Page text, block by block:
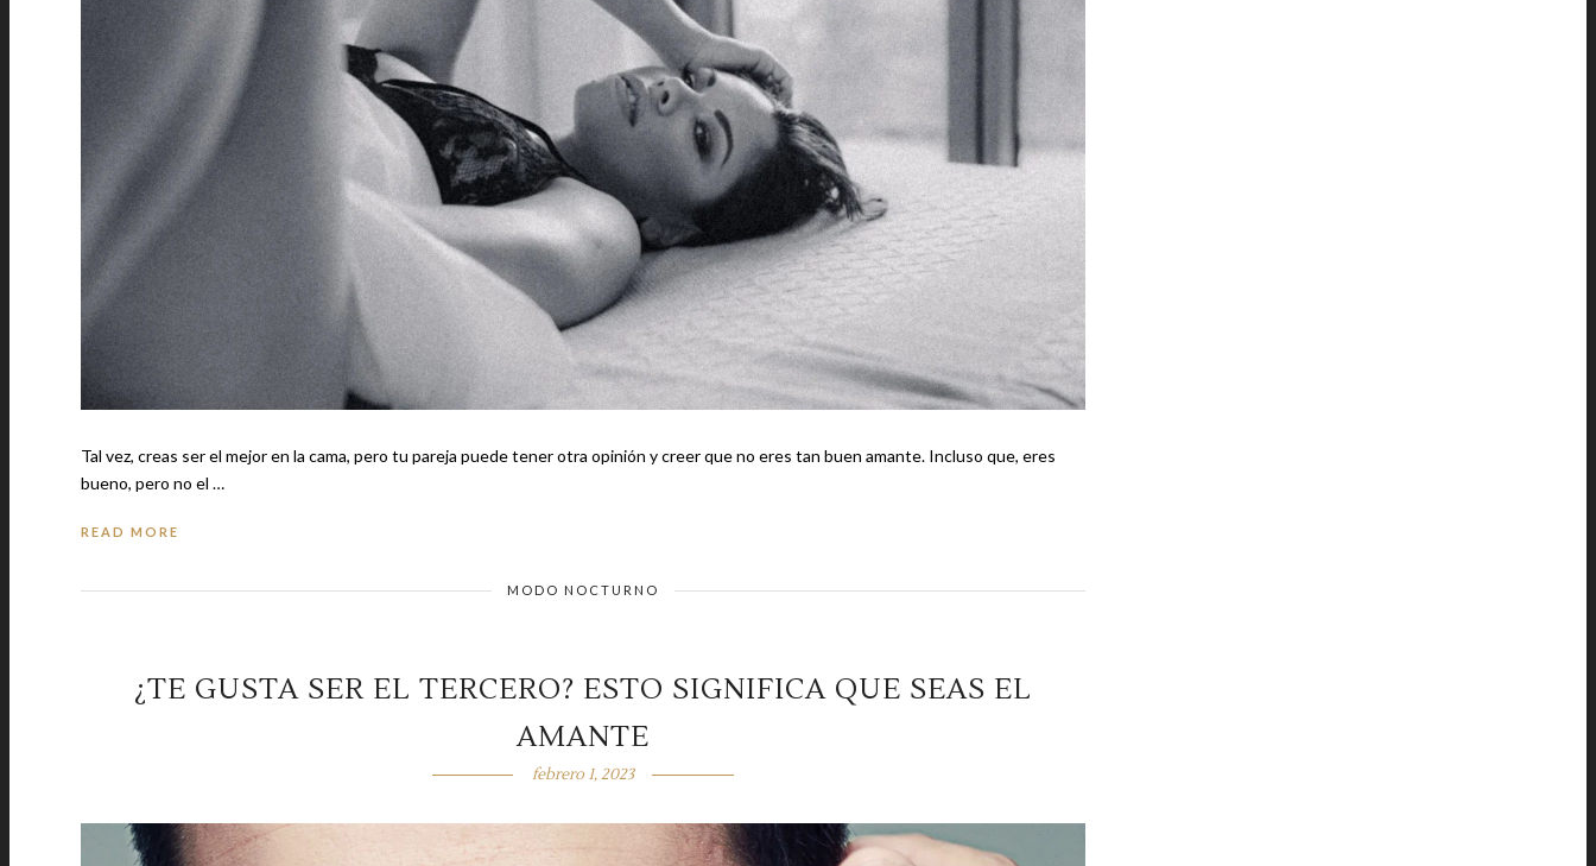
Tal vez, creas ser el mejor en la cama, pero tu pareja puede tener otra opinión y creer que no eres tan buen amante. Incluso que, eres
bueno, pero no el …
READ MORE
MODO NOCTURNO
¿TE GUSTA SER EL TERCERO? ESTO SIGNIFICA QUE SEAS EL
AMANTE
febrero 1, 2023